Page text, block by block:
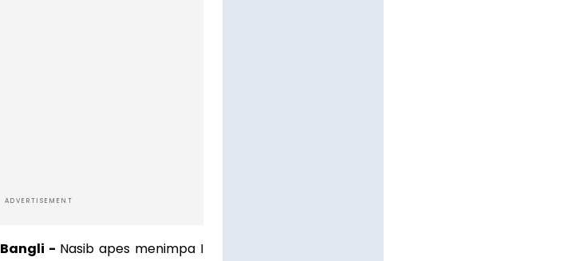
ADVERTISEMENT
- Nasib apes menimpa I